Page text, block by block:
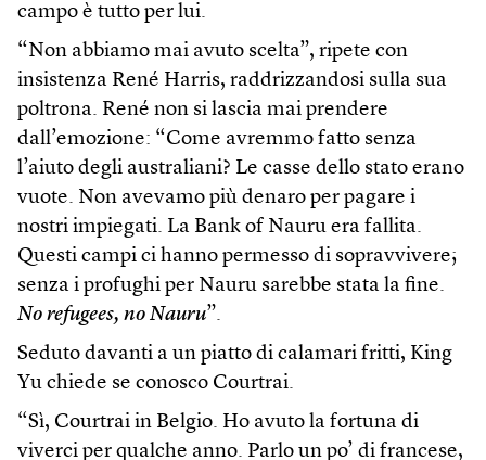
campo è tutto per lui.
“Non abbiamo mai avuto scelta”, ripete con
insistenza René Harris, raddrizzandosi sulla sua
poltrona. René non si lascia mai prendere
dall’emozione: “Come avremmo fatto senza
l’aiuto degli australiani? Le casse dello stato erano
vuote. Non avevamo più denaro per pagare i
nostri impiegati. La Bank of Nauru era fallita.
Questi campi ci hanno permesso di sopravvivere;
senza i profughi per Nauru sarebbe stata la fine.
No refugees, no Nauru”.
Seduto davanti a un piatto di calamari fritti, King
Yu chiede se conosco Courtrai.
“Sì, Courtrai in Belgio. Ho avuto la fortuna di
viverci per qualche anno. Parlo un po’ di francese,